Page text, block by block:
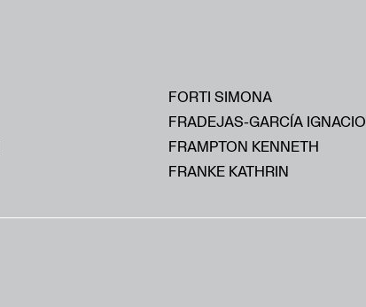
FORTI SIMONA
FRADEJAS-GARCÍA IGNACIO
FRAMPTON KENNETH
FRANKE KATHRIN